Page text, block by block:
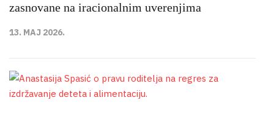
zasnovane na iracionalnim uverenjima
13. MAJ 2026.